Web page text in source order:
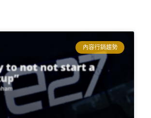
內容行銷趨勢